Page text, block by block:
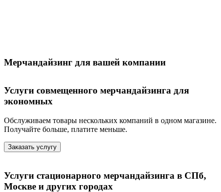
Мерчандайзинг для вашей компании
Услуги совмещенного мерчандайзинга для
экономных
Обслуживаем товары нескольких компаний в одном магазине.
Получайте больше, платите меньше.
Заказать услугу
Услуги стационарного мерчандайзинга в СПб,
Москве и других городах